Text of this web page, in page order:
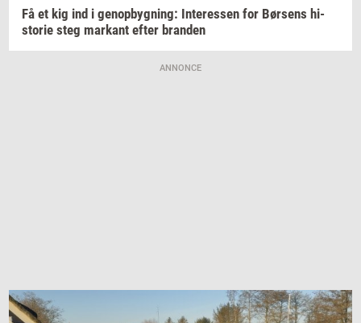
Få et kig ind i genop­byg­ning: In­ter­es­sen for Bør­sens hi­
sto­rie steg mar­kant efter bran­den
ANNONCE